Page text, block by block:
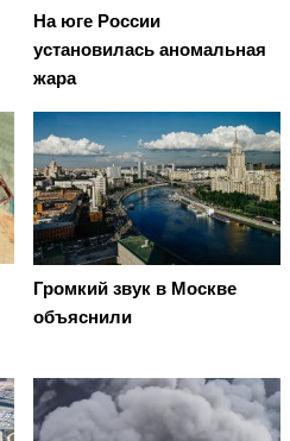
На юге России
установилась аномальная
жара
Громкий звук в Москве
объяснили